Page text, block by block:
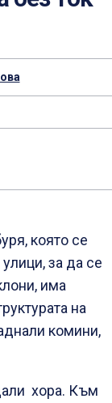
която се
за да се
има
на
комини,
хора. Към